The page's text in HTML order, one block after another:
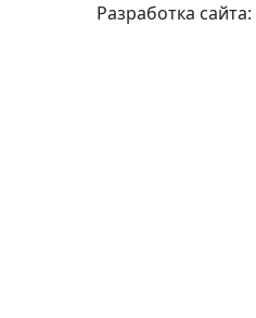
Разработка сайта: